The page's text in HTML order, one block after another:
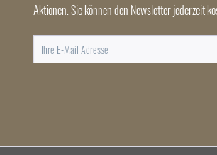
Aktionen. Sie können den Newsletter jederzeit